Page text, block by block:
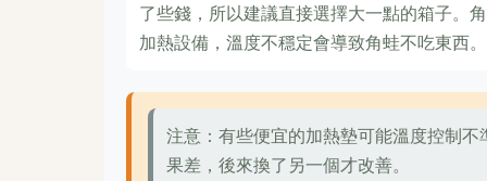
了些錢，所以建議直接選擇大一點的箱子。
加熱設備，溫度不穩定會導致角蛙不吃東西。
注意：有些便宜的加熱墊可能溫度控制
果差，後來換了另一個才改善。